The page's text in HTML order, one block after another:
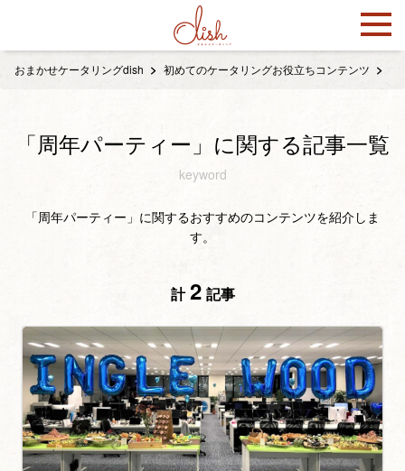
おまかせケータリングdish 初めてのケータリングお役立ちコンテンツ
「周年パーティー」に関する記事一覧
keyword
「周年パーティー」に関するおすすめのコンテンツを紹介しま
す。
計 2 記事